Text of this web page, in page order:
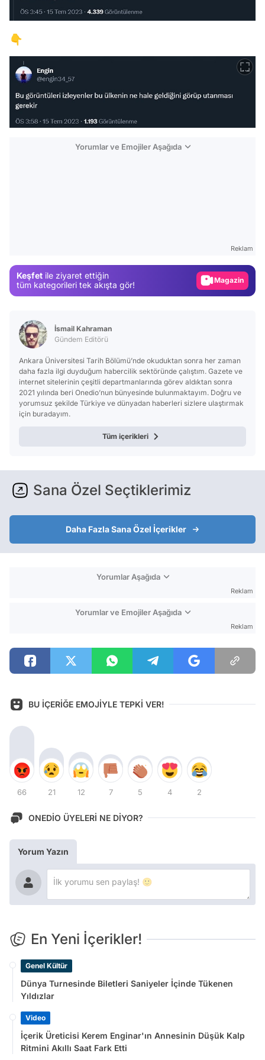
👇
Yorumlar ve Emojiler Aşağıda
Reklam
Keşfet ile ziyaret ettiğin
tüm kategorileri tek akışta gör!
Video
İsmail Kahraman
Gündem Editörü
Ankara Üniversitesi Tarih Bölümü’nde okuduktan sonra her zaman
daha fazla ilgi duyduğum habercilik sektöründe çalıştım. Gazete ve
internet sitelerinin çeşitli departmanlarında görev aldıktan sonra
2021 yılında beri Onedio’nun bünyesinde bulunmaktayım. Doğru ve
yorumsuz şekilde Türkiye ve dünyadan haberleri sizlere ulaştırmak
için buradayım.
Tüm içerikleri
Sana Özel Seçtiklerimiz
Daha Fazla Sana Özel İçerikler
Yorumlar Aşağıda
Reklam
Yorumlar ve Emojiler Aşağıda
Reklam
BU İÇERİĞE EMOJİYLE TEPKİ VER!
66 21 12 7 5 4 2
ONEDİO ÜYELERİ NE DİYOR?
Yorum Yazın
En Yeni İçerikler!
Genel Kültür
Dünya Turnesinde Biletleri Saniyeler İçinde Tükenen
Yıldızlar
Video
İçerik Üreticisi Kerem Enginar'ın Annesinin Düşük Kalp
Ritmini Akıllı Saat Fark Etti